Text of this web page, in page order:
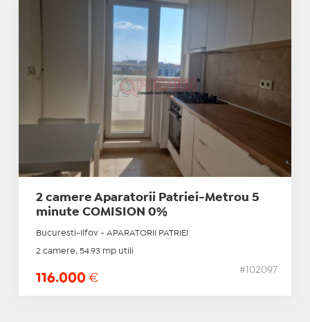
2 camere Aparatorii Patriei-Metrou 5
minute COMISION 0%
Bucuresti-Ilfov - APARATORII PATRIEI
2 camere, 54.93 mp utili
116.000 €
#102097